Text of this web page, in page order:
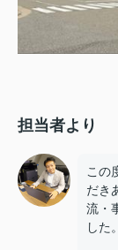
担当者より
この
だき
流・
した。